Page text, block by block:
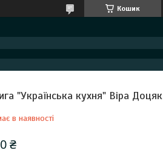
Кошик
"Українська кухня" Віра Доцяк
в наявності
₴